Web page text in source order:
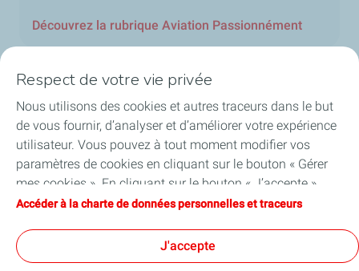
Découvrez la rubrique Aviation Passionnément
Accueil
Offre carburant
Services
Respect de votre vie privée
Nous utilisons des cookies et autres traceurs dans le but
de vous fournir, d’analyser et d’améliorer votre expérience
utilisateur. Vous pouvez à tout moment modifier vos
paramètres de cookies en cliquant sur le bouton « Gérer
mes cookies ». En cliquant sur le bouton « J’accepte »,
vous acceptez le dépôt de l’ensemble des cookies. Dans le
techniques nécessaires au bon fonctionnement du site
seront utilisés. Pour plus d’informations, vous pouvez
Accéder à la charte de données personnelles et traceurs
J'accepte